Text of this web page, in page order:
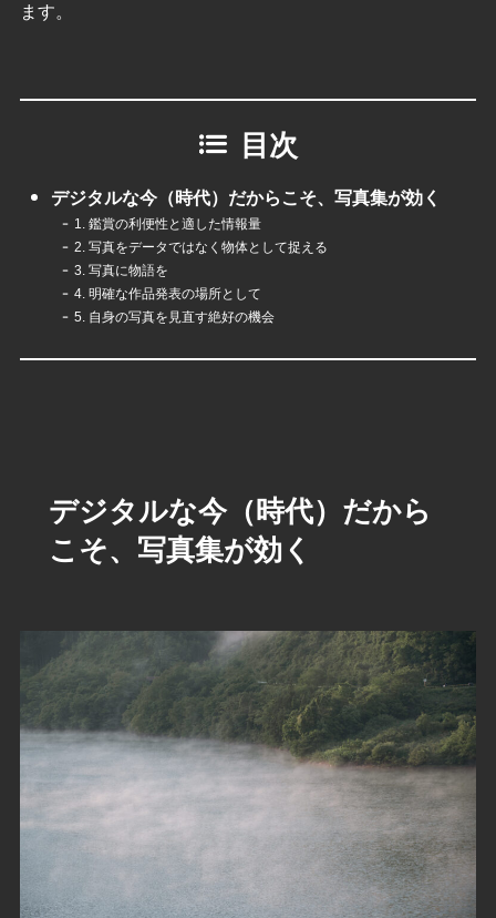
ます。
目次
デジタルな今（時代）だからこそ、写真集が効く
1. 鑑賞の利便性と適した情報量
2. 写真をデータではなく物体として捉える
3. 写真に物語を
4. 明確な作品発表の場所として
5. 自身の写真を見直す絶好の機会
デジタルな今（時代）だから
こそ、写真集が効く